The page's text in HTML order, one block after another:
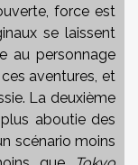
force est
se laissent
au personnage
aventures, et
La deuxième
aboutie des
scénario moins